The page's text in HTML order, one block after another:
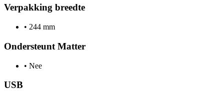
Verpakking breedte
• 244 mm
Ondersteunt Matter
• Nee
USB